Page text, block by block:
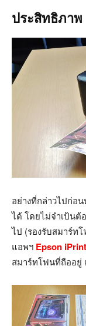
ประสิทธิภาพ
อย่างที่กล่าวไปก่อ
ได้ โดยไม่จำเป้นต้
ไป (รองรับสมาร์ท
แอพฯ Epson iPrint
สมาร์ทโฟนที่ถืออยู่